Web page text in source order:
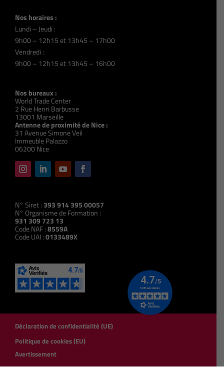
Nos horaires :
Lundi – Jeudi :
9h00 – 12h15 et 13h45 – 17h00
Vendredi :
9h00 – 12h15 et 13h45 – 16h00
Nos bureaux :
World Trade Center
2 Rue Henri Barbusse
13001 Marseille
Antenne de proximité de Nice :
31 Avenue Simone Veil
Immeuble Palazzo
06200 Nice
N° Siret : 393 914 395 00057
N° Organisme de Formation :
931 309 723 13
Code NAF :8559A
Code UAI :0133489X
Déclaration de confidentialité (UE)
Politique de cookies (EU)
Avertissement
Mentions légales